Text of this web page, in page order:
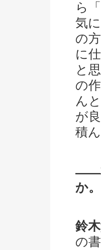
ら
気
の
に
と
の
ん
が
積
――
か。
鈴
の